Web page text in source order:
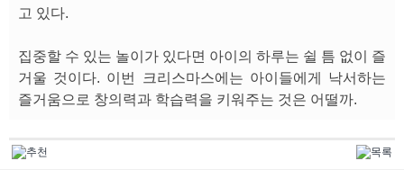
고 있다.
집중할 수 있는 놀이가 있다면 아이의 하루는 쉴 틈 없이 즐
거울 것이다. 이번 크리스마스에는 아이들에게 낙서하는
즐거움으로 창의력과 학습력을 키워주는 것은 어떨까.